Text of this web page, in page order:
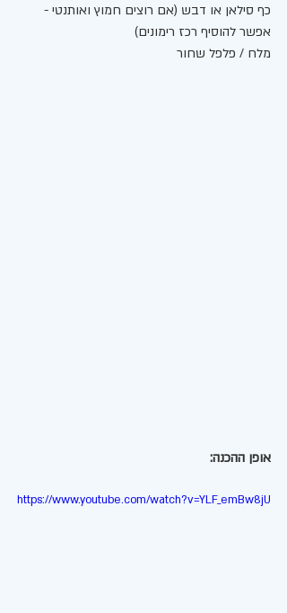
כף סילאן או דבש (אם רוצים חמוץ ואותנטי -
אפשר להוסיף רכז רימונים)
מלח / פלפל שחור
אופן ההכנה:
https://www.youtube.com/watch?v=YLF_emBw8jU